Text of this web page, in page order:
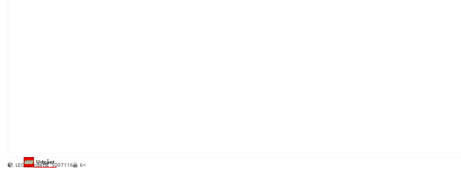
Udgået
LEGO Andet 5007116 6+